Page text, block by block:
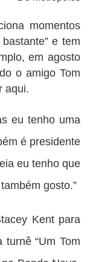
momentos
bastante” e tem
em agosto
o amigo Tom
aqui.
eu tenho uma
é presidente
eu tenho que
gosto.”
Kent para
“Um Tom